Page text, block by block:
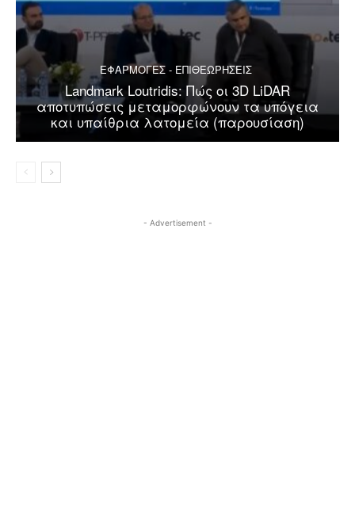
ΕΦΑΡΜΟΓΕΣ - ΕΠΙΘΕΩΡΗΣΕΙΣ
Landmark Loutridis: Πώς οι 3D LiDAR
αποτυπώσεις μεταμορφώνουν τα υπόγεια
και υπαίθρια λατομεία (παρουσίαση)
- Advertisement -